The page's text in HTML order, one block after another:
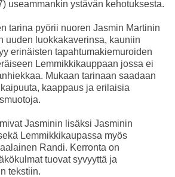
useammankin ystävän kehotuksesta.
tarina pyörii nuoren Jasmin Martinin
uuden luokkakaverinsa, kauniin
erinäisten tapahtumakiemuroiden
Lemmikkikauppaan jossa ei
Mukaan tarinaan saadaan
kaappaus ja erilaisia
Jasminin lisäksi Jasminin
Lemmikkikaupassa myös
Randi. Kerronta on
tuovat syvyyttä ja
tekstiin.